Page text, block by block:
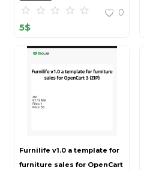
0
5$
Furnilife v1.0 a template for
furniture sales for OpenCart